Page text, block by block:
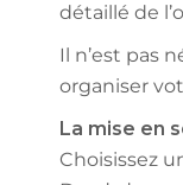
détaillé de
Il n’est pas
organiser
La mise en
Choisissez